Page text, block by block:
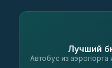
Лучший
Автобус из аэропорта